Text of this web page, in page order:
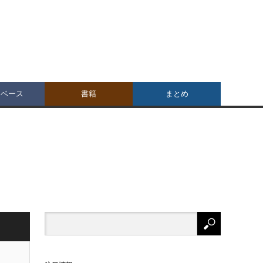
ース 書籍 まとめ